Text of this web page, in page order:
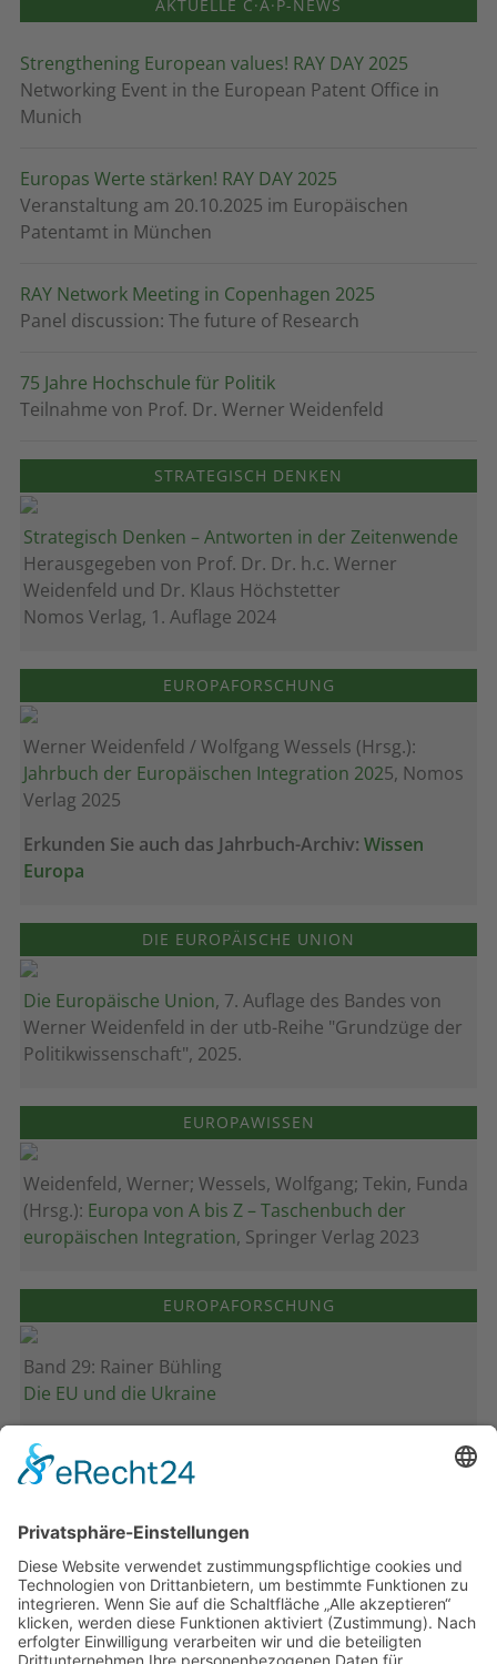
AKTUELLE C·A·P-NEWS
Strengthening European values! RAY DAY 2025
Networking Event in the European Patent Office in
Munich
Europas Werte stärken! RAY DAY 2025
Veranstaltung am 20.10.2025 im Europäischen
Patentamt in München
RAY Network Meeting in Copenhagen 2025
Panel discussion: The future of Research
75 Jahre Hochschule für Politik
Teilnahme von Prof. Dr. Werner Weidenfeld
STRATEGISCH DENKEN
Strategisch Denken – Antworten in der Zeitenwende
Herausgegeben von Prof. Dr. Dr. h.c. Werner
Weidenfeld und Dr. Klaus Höchstetter
Nomos Verlag, 1. Auflage 2024
EUROPAFORSCHUNG
Werner Weidenfeld / Wolfgang Wessels (Hrsg.):
Jahrbuch der Europäischen Integration 2025, Nomos
Verlag 2025
Erkunden Sie auch das Jahrbuch-Archiv: Wissen
Europa
DIE EUROPÄISCHE UNION
Die Europäische Union, 7. Auflage des Bandes von
Werner Weidenfeld in der utb-Reihe "Grundzüge der
Politikwissenschaft", 2025.
EUROPAWISSEN
Weidenfeld, Werner; Wessels, Wolfgang; Tekin, Funda
(Hrsg.): Europa von A bis Z – Taschenbuch der
europäischen Integration, Springer Verlag 2023
EUROPAFORSCHUNG
Band 29: Rainer Bühling
Die EU und die Ukraine
Band 28: Andrea Zeller
Eurorettung um jeden Preis?
Band 27: Thomas Jansen
Europa verstehen
Band 26: Andreas Öffner